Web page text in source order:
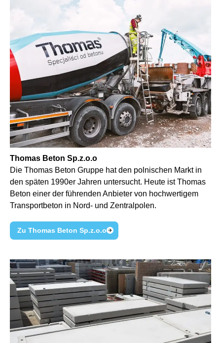
Thomas Beton Sp.z.o.o
Die Thomas Beton Gruppe hat den polnischen Markt in
den späten 1990er Jahren untersucht. Heute ist Thomas
Beton einer der führenden Anbieter von hochwertigem
Transportbeton in Nord- und Zentralpolen.
Zu Thomas Beton Sp.z.o.o